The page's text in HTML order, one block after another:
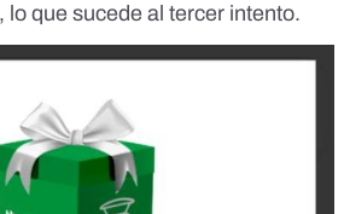
lo que sucede al tercer intento.